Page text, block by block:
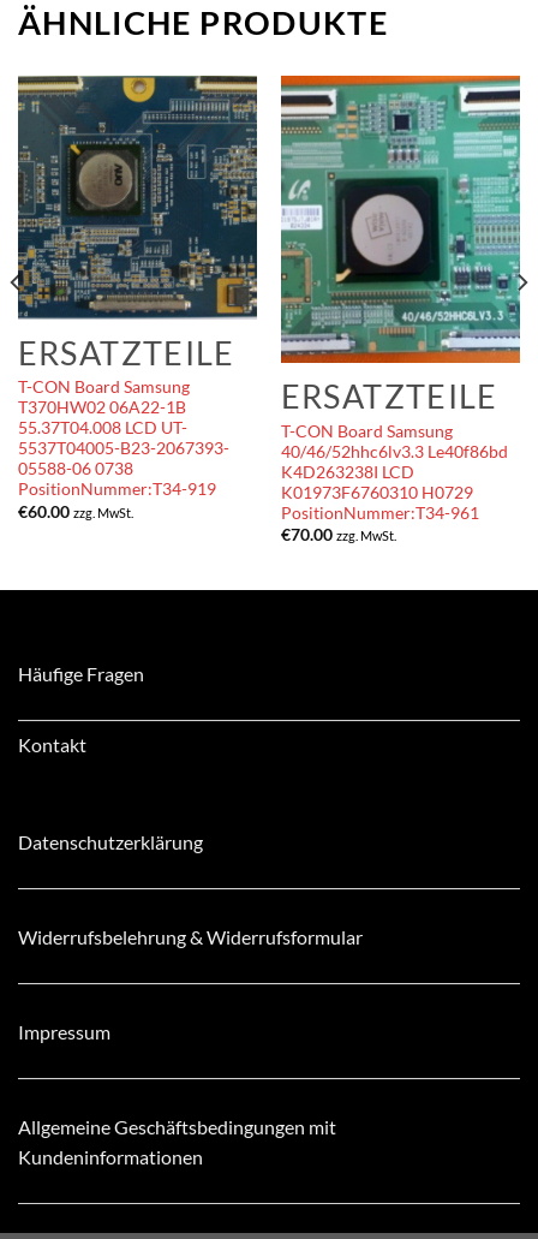
ÄHNLICHE PRODUKTE
ERSATZTEILE
T-CON Board Samsung
T370HW02 06A22-1B
55.37T04.008 LCD UT-
5537T04005-B23-2067393-
05588-06 0738
PositionNummer:T34-919
€60.00 zzg. MwSt.
ERSATZTEILE
T-CON Board Samsung
40/46/52hhc6lv3.3 Le40f86bd
K4D263238I LCD
K01973F6760310 H0729
PositionNummer:T34-961
€70.00 zzg. MwSt.
Häufige Fragen
Kontakt
Datenschutzerklärung
Widerrufsbelehrung & Widerrufsformular
Impressum
Allgemeine Geschäftsbedingungen mit
Kundeninformationen